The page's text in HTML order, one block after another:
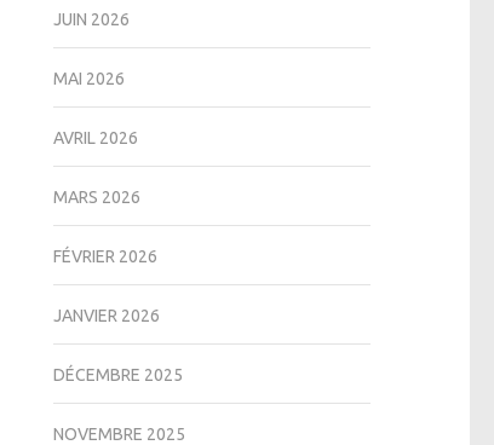
JUIN 2026
MAI 2026
AVRIL 2026
MARS 2026
FÉVRIER 2026
JANVIER 2026
DÉCEMBRE 2025
NOVEMBRE 2025